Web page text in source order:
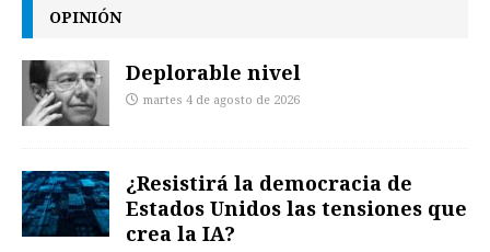
OPINIÓN
Deplorable nivel
martes 4 de agosto de 2026
¿Resistirá la democracia de
Estados Unidos las tensiones que
crea la IA?